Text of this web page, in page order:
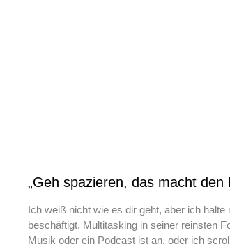
„Geh spazieren, das macht den
Ich weiß nicht wie es dir geht, aber ich
beschäftigt. Multitasking in seiner reinsten
Musik oder ein Podcast ist an, oder ich